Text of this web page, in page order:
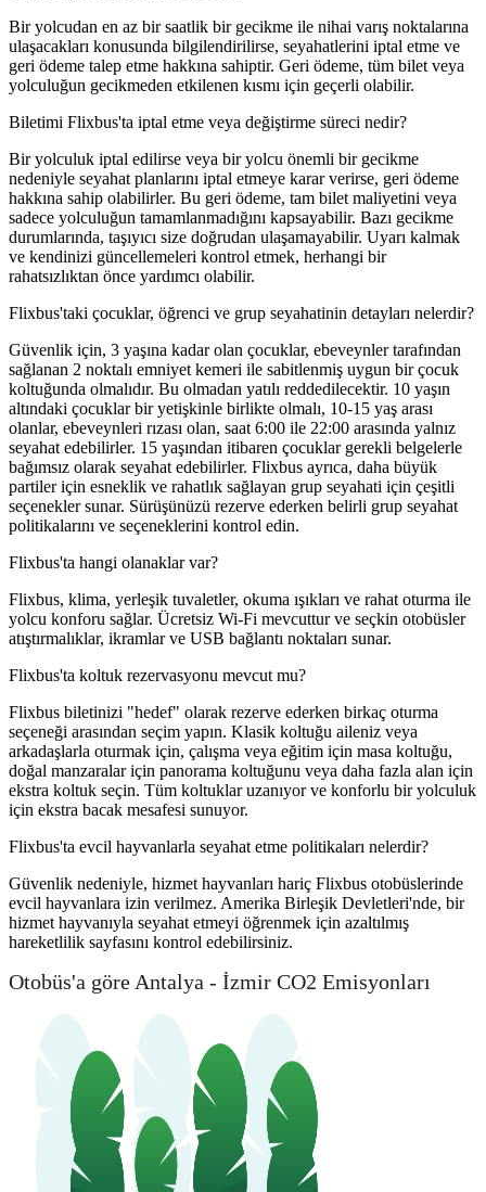
Bir yolcudan en az bir saatlik bir gecikme ile nihai varış noktalarına
ulaşacakları konusunda bilgilendirilirse, seyahatlerini iptal etme ve
geri ödeme talep etme hakkına sahiptir. Geri ödeme, tüm bilet veya
yolculuğun gecikmeden etkilenen kısmı için geçerli olabilir.
Biletimi Flixbus'ta iptal etme veya değiştirme süreci nedir?
Bir yolculuk iptal edilirse veya bir yolcu önemli bir gecikme
nedeniyle seyahat planlarını iptal etmeye karar verirse, geri ödeme
hakkına sahip olabilirler. Bu geri ödeme, tam bilet maliyetini veya
sadece yolculuğun tamamlanmadığını kapsayabilir. Bazı gecikme
durumlarında, taşıyıcı size doğrudan ulaşamayabilir. Uyarı kalmak
ve kendinizi güncellemeleri kontrol etmek, herhangi bir
rahatsızlıktan önce yardımcı olabilir.
Flixbus'taki çocuklar, öğrenci ve grup seyahatinin detayları nelerdir?
Güvenlik için, 3 yaşına kadar olan çocuklar, ebeveynler tarafından
sağlanan 2 noktalı emniyet kemeri ile sabitlenmiş uygun bir çocuk
koltuğunda olmalıdır. Bu olmadan yatılı reddedilecektir. 10 yaşın
altındaki çocuklar bir yetişkinle birlikte olmalı, 10-15 yaş arası
olanlar, ebeveynleri rızası olan, saat 6:00 ile 22:00 arasında yalnız
seyahat edebilirler. 15 yaşından itibaren çocuklar gerekli belgelerle
bağımsız olarak seyahat edebilirler. Flixbus ayrıca, daha büyük
partiler için esneklik ve rahatlık sağlayan grup seyahati için çeşitli
seçenekler sunar. Sürüşünüzü rezerve ederken belirli grup seyahat
politikalarını ve seçeneklerini kontrol edin.
Flixbus'ta hangi olanaklar var?
Flixbus, klima, yerleşik tuvaletler, okuma ışıkları ve rahat oturma ile
yolcu konforu sağlar. Ücretsiz Wi-Fi mevcuttur ve seçkin otobüsler
atıştırmalıklar, ikramlar ve USB bağlantı noktaları sunar.
Flixbus'ta koltuk rezervasyonu mevcut mu?
Flixbus biletinizi "hedef" olarak rezerve ederken birkaç oturma
seçeneği arasından seçim yapın. Klasik koltuğu aileniz veya
arkadaşlarla oturmak için, çalışma veya eğitim için masa koltuğu,
doğal manzaralar için panorama koltuğunu veya daha fazla alan için
ekstra koltuk seçin. Tüm koltuklar uzanıyor ve konforlu bir yolculuk
için ekstra bacak mesafesi sunuyor.
Flixbus'ta evcil hayvanlarla seyahat etme politikaları nelerdir?
Güvenlik nedeniyle, hizmet hayvanları hariç Flixbus otobüslerinde
evcil hayvanlara izin verilmez. Amerika Birleşik Devletleri'nde, bir
hizmet hayvanıyla seyahat etmeyi öğrenmek için azaltılmış
hareketlilik sayfasını kontrol edebilirsiniz.
Otobüs'a göre Antalya - İzmir CO2 Emisyonları